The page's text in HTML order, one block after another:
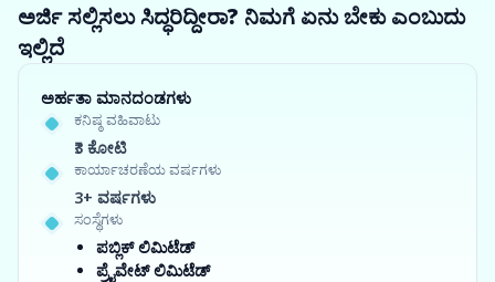
ಅರ್ಜಿ ಸಲ್ಲಿಸಲು ಸಿದ್ಧರಿದ್ದೀರಾ? ನಿಮಗೆ ಏನು ಬೇಕು ಎಂಬುದು
ಇಲ್ಲಿದೆ
ಅರ್ಹತಾ ಮಾನದಂಡಗಳು
ಕನಿಷ್ಠ ವಹಿವಾಟು
₹3 ಕೋಟಿ
ಕಾರ್ಯಾಚರಣೆಯ ವರ್ಷಗಳು
3+ ವರ್ಷಗಳು
ಸಂಸ್ಥೆಗಳು
ಪಬ್ಲಿಕ್ ಲಿಮಿಟೆಡ್
ಪ್ರೈವೇಟ್ ಲಿಮಿಟೆಡ್